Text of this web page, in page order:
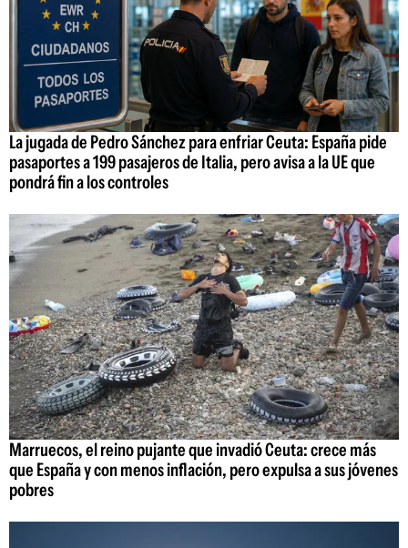
La jugada de Pedro Sánchez para enfriar Ceuta: España pide
pasaportes a 199 pasajeros de Italia, pero avisa a la UE que
pondrá fin a los controles
Marruecos, el reino pujante que invadió Ceuta: crece más
que España y con menos inflación, pero expulsa a sus jóvenes
pobres